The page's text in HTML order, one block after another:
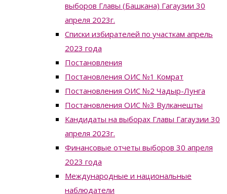
выборов Главы (Башкана) Гагаузии 30
апреля 2023г.
Списки избирателей по участкам апрель
2023 года
Постановления
Постановления ОИС №1 Комрат
Постановления ОИС №2 Чадыр-Лунга
Постановления ОИС №3 Вулканешты
Кандидаты на выборах Главы Гагаузии 30
апреля 2023г.
Финансовые отчеты выборов 30 апреля
2023 года
Международные и национальные
наблюдатели